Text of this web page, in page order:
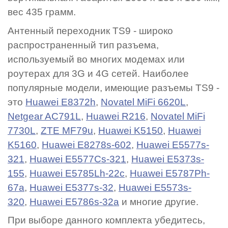
вес 435 грамм.
Антенный переходник TS9 - широко
распространенный тип разъема,
используемый во многих модемах или
роутерах для 3G и 4G сетей. Наиболее
популярные модели, имеющие разъемы TS9 -
это Huawei E8372h, Novatel MiFi 6620L,
Netgear AC791L, Huawei R216, Novatel MiFi
7730L, ZTE MF79u, Huawei K5150, Huawei
K5160, Huawei E8278s-602, Huawei E5577s-
321, Huawei E5577Cs-321, Huawei E5373s-
155, Huawei E5785Lh-22c, Huawei E5787Ph-
67a, Huawei E5377s-32, Huawei E5573s-
320, Huawei E5786s-32a и многие другие.
При выборе данного комплекта убедитесь,